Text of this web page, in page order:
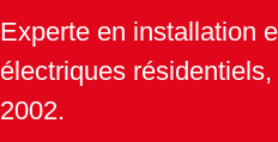
Experte en installation
électriques
2002.